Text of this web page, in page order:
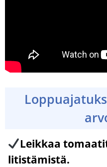
Leikkaa
litistämistä.